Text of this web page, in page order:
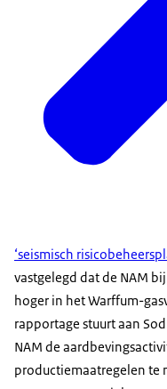
‘seismisch
vastgelegd dat de NAM
hoger in het Warffum-
rapportage stuurt aan
NAM de
productiemaatregelen te